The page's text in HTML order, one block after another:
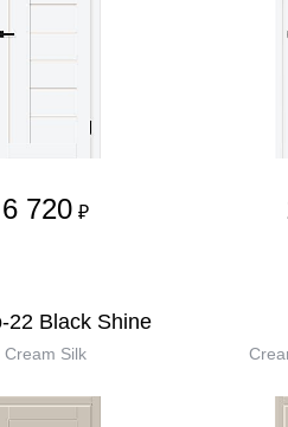
6 720 ₽
22 Black Shine
Cream Silk